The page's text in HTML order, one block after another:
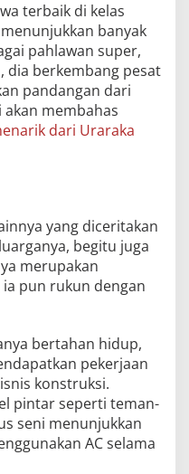
terbaik di kelas
banyak
pahlawan super,
dia berkembang pesat
pandangan dari
membahas
dari Uraraka
yang diceritakan
begitu juga
merupakan
pun rukun dengan
bertahan hidup,
pekerjaan
konstruksi.
pintar seperti teman-
seni menunjukkan
AC selama